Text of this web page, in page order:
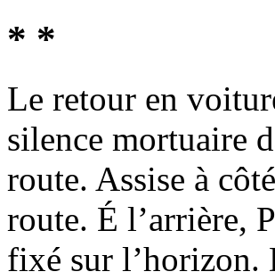
* *
Le retour en
silence mortuaire
route. Assise à
route. É l’arrière,
fixé sur l’horizon.